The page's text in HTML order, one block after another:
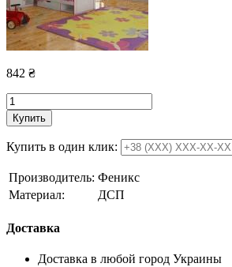
842 ₴
Купить
Купить в один клик:
Производитель: Феникс
Материал:
ДСП
Доставка
Доставка в любой город Украины